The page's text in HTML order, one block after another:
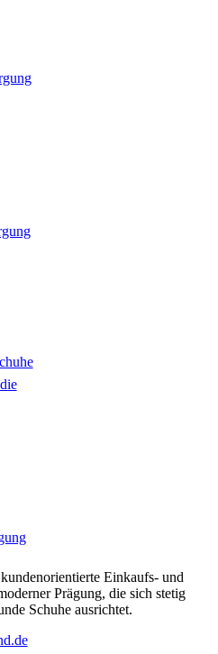
Einkaufs- und
Prägung, die sich stetig
Schuhe ausrichtet.